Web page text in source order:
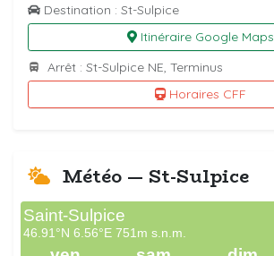
Destination : St-Sulpice
Itinéraire Google Maps
Arrêt : St-Sulpice NE, Terminus
Horaires CFF
Météo — St-Sulpice